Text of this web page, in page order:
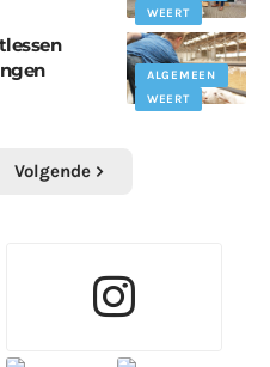
WEERT
ALGEMEEN
WEERT
Volgende